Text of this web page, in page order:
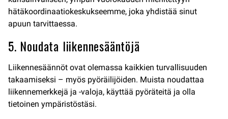
hätäkoordinaatiokeskukseemme, joka yhdistää sinut
apuun tarvittaessa.
5. Noudata liikennesääntöjä
Liikennesäännöt ovat olemassa kaikkien turvallisuuden
takaamiseksi – myös pyöräilijöiden. Muista noudattaa
liikennemerkkejä ja -valoja, käyttää pyöräteitä ja olla
tietoinen ympäristöstäsi.